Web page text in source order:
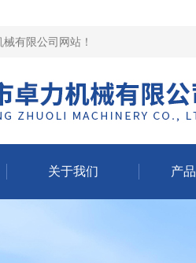
械有限公司网站 ！
关于我们 产